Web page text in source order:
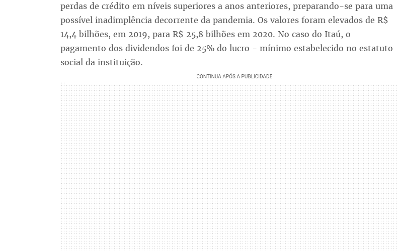
perdas de crédito em níveis superiores a anos anteriores, preparando-se para uma
possível inadimplência decorrente da pandemia. Os valores foram elevados de R$
14,4 bilhões, em 2019, para R$ 25,8 bilhões em 2020. No caso do Itaú, o
pagamento dos dividendos foi de 25% do lucro - mínimo estabelecido no estatuto
social da instituição.